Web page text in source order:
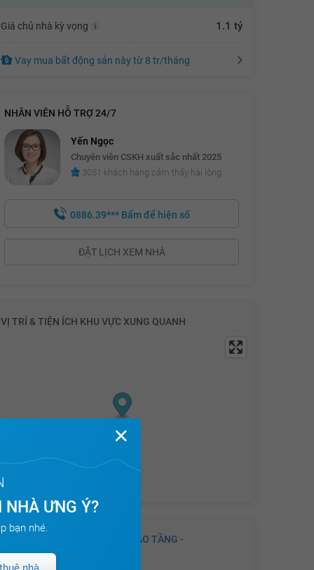
Giá chủ nhà kỳ vọng 1.1 tỷ
Vay mua bất động sản nàytừ 8 tr/tháng
NHÂN VIÊN HỖ TRỢ 24/7
Yến Ngọc
Chuyên viên CSKH xuất sắc nhất 2025
3051 khách hàng cảm thấy hài lòng
0886.39*** Bấm để hiện số
ĐẶT LỊCH XEM NHÀ
VỊ TRÍ & TIỆN ÍCH KHU VỰC XUNG QUANH
KHU CAO TẦNG -
✕
ƯNG Ý?
bạn nhé.